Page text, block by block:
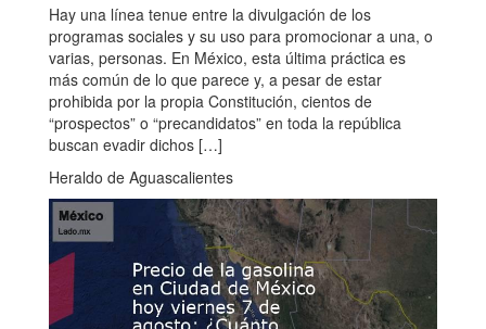
Hay una línea tenue entre la divulgación de los
programas sociales y su uso para promocionar a una, o
varias, personas. En México, esta última práctica es
más común de lo que parece y, a pesar de estar
prohibida por la propia Constitución, cientos de
“prospectos” o “precandidatos” en toda la república
buscan evadir dichos […]
Heraldo de Aguascalientes